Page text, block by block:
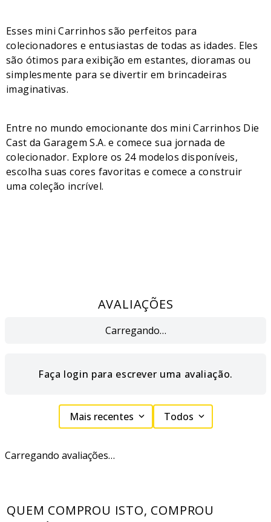
Esses mini Carrinhos são perfeitos para
colecionadores e entusiastas de todas as idades. Eles
são ótimos para exibição em estantes, dioramas ou
simplesmente para se divertir em brincadeiras
imaginativas.
Entre no mundo emocionante dos mini Carrinhos Die
Cast da Garagem S.A. e comece sua jornada de
colecionador. Explore os 24 modelos disponíveis,
escolha suas cores favoritas e comece a construir
uma coleção incrível.
AVALIAÇÕES
Carregando…
Faça login para escrever uma avaliação.
Mais recentes Todos
Carregando avaliações…
QUEM COMPROU ISTO, COMPROU